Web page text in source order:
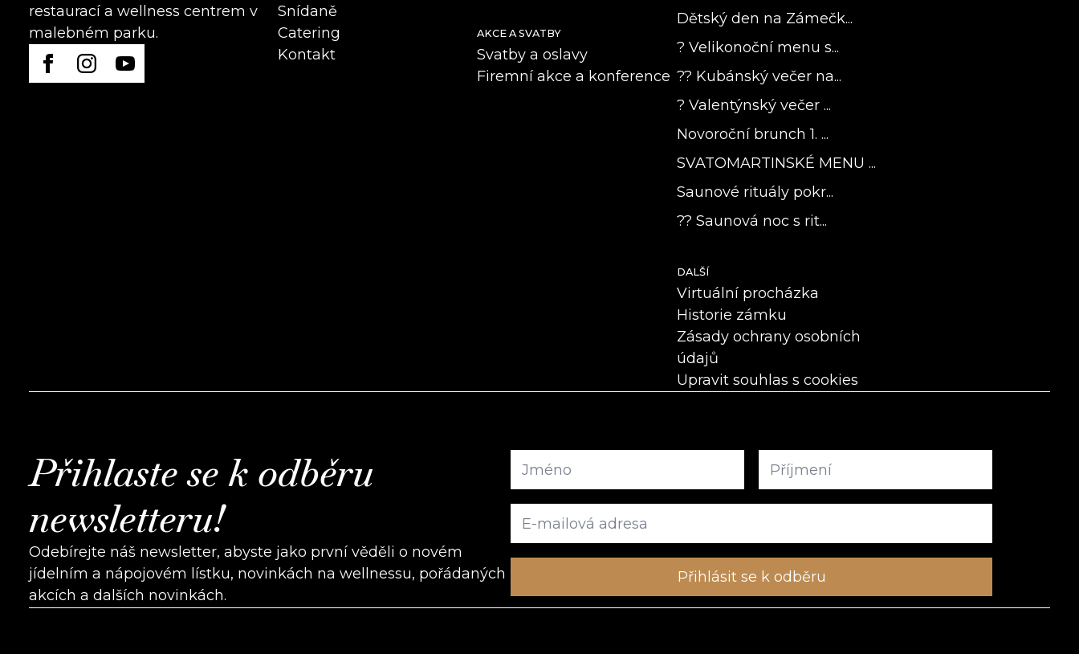
restaurací a wellness centrem v
malebném parku.
Snídaně
Catering
Kontakt
AKCE A SVATBY
Svatby a oslavy
Firemní akce a konference
Dětský den na Zámečk...
? Velikonoční menu s...
?? Kubánský večer na...
? Valentýnský večer ...
Novoroční brunch 1. ...
SVATOMARTINSKÉ MENU ...
Saunové rituály pokr...
?? Saunová noc s rit...
DALŠÍ
Virtuální procházka
Historie zámku
Zásady ochrany osobních
údajů
Upravit souhlas s cookies
Přihlaste se k odběru
newsletteru!
Odebírejte náš newsletter, abyste jako první věděli o novém
jídelním a nápojovém lístku, novinkách na wellnessu, pořádaných
akcích a dalších novinkách.